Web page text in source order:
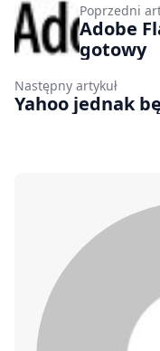
Poprzedni
Adobe
gotowy
Następny artykuł
Yahoo jednak